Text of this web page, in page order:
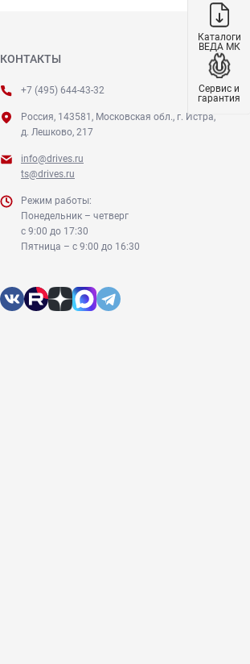
КОНТАКТЫ
+7 (495) 644-43-32
Россия, 143581, Московская обл., г. Истра,
д. Лешково, 217
info@drives.ru
ts@drives.ru
Режим работы:
Понедельник – четверг
с 9:00 до 17:30
Пятница – с 9:00 до 16:30
Каталоги
ВЕДА МК
Сервис и
гарантия